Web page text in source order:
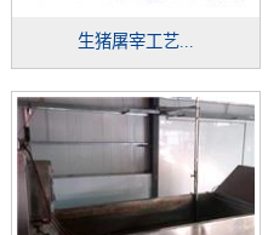
生猪屠宰工艺...